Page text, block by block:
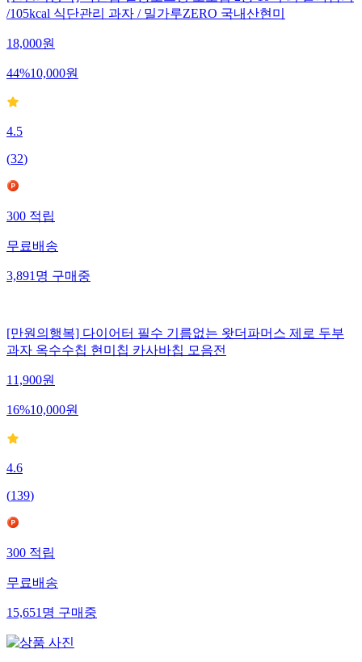
/105kcal 식단관리 과자 / 밀가루ZERO 국내산현미
18,000원
44%10,000원
4.5
(32)
300적립
무료배송
3,891명구매중
[만원의행복] 다이어터 필수 기름없는 왓더파머스 제로 두부
과자 옥수수칩 현미칩 카사바칩 모음전
11,900원
16%10,000원
4.6
(139)
300적립
무료배송
15,651명구매중